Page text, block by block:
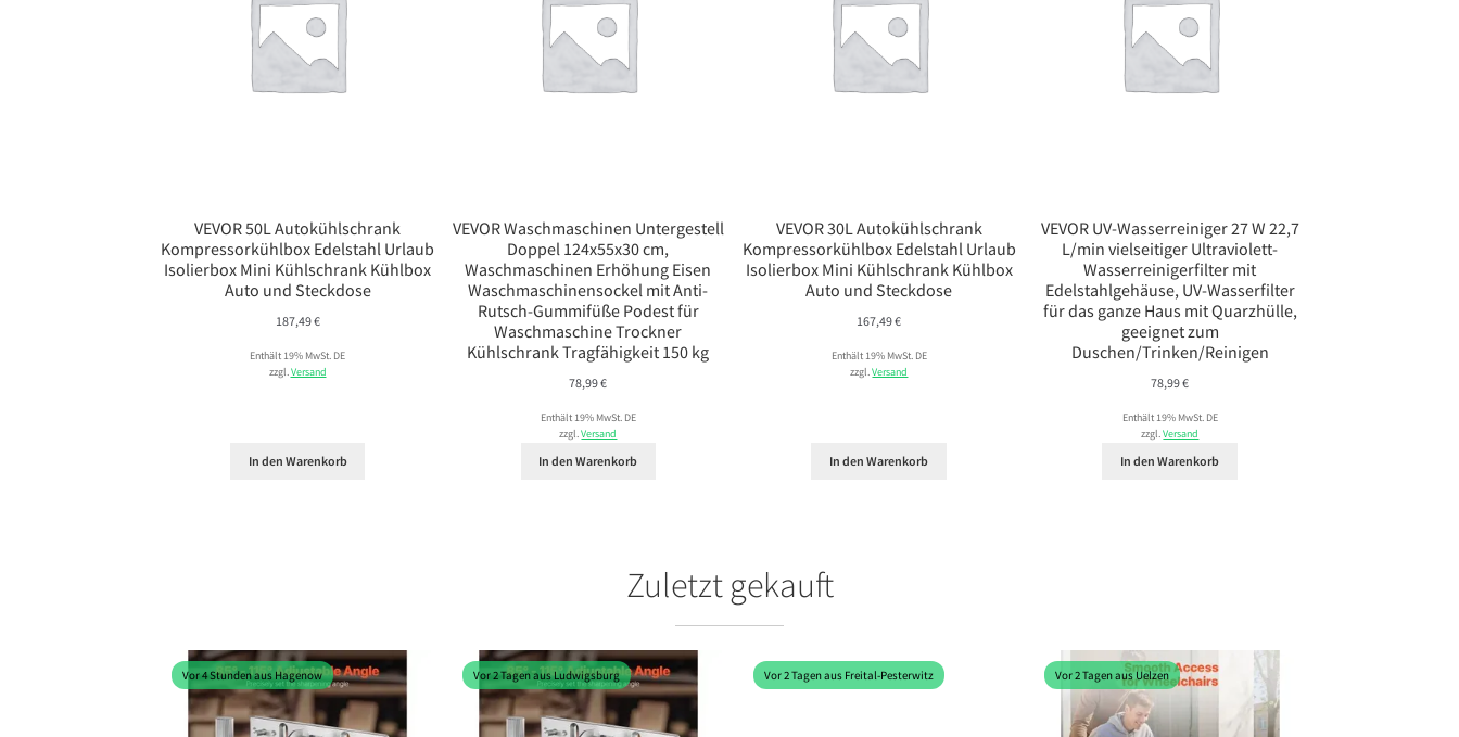
VEVOR 50L Autokühlschrank
Kompressorkühlbox Edelstahl Urlaub
Isolierbox Mini Kühlschrank Kühlbox
Auto und Steckdose
187,49€
Enthält 19% MwSt. DE
zzgl.Versand
In den Warenkorb
VEVOR Waschmaschinen Untergestell
Doppel 124x55x30 cm,
Waschmaschinen Erhöhung Eisen
Waschmaschinensockel mit Anti-
Rutsch-Gummifüße Podest für
Waschmaschine Trockner
Kühlschrank Tragfähigkeit 150 kg
78,99€
Enthält 19% MwSt. DE
zzgl.Versand
In den Warenkorb
VEVOR 30L Autokühlschrank
Kompressorkühlbox Edelstahl Urlaub
Isolierbox Mini Kühlschrank Kühlbox
Auto und Steckdose
167,49€
Enthält 19% MwSt. DE
zzgl.Versand
In den Warenkorb
VEVOR UV-Wasserreiniger 27 W 22,7
L/min vielseitiger Ultraviolett-
Wasserreinigerfilter mit
Edelstahlgehäuse, UV-Wasserfilter
für das ganze Haus mit Quarzhülle,
geeignet zum
Duschen/Trinken/Reinigen
78,99€
Enthält 19% MwSt. DE
zzgl.Versand
In den Warenkorb
Zuletzt gekauft
Vor 4 Stunden aus Hagenow Vor 2 Tagen aus Ludwigsburg Vor 2 Tagen aus Freital-Pesterwitz Vor 2 Tagen aus Uelzen